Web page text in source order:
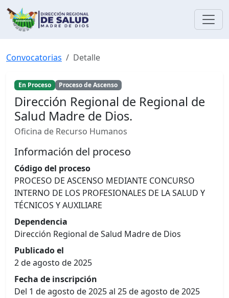
Convocatorias Detalle
En Proceso Proceso de Ascenso
Dirección Regional de Regional de
Salud Madre de Dios.
Oficina de Recurso Humanos
Información del proceso
Código del proceso
PROCESO DE ASCENSO MEDIANTE CONCURSO
INTERNO DE LOS PROFESIONALES DE LA SALUD Y
TÉCNICOS Y AUXILIARE
Dependencia
Dirección Regional de Salud Madre de Dios
Publicado el
2 de agosto de 2025
Fecha de inscripción
Del 1 de agosto de 2025 al 25 de agosto de 2025